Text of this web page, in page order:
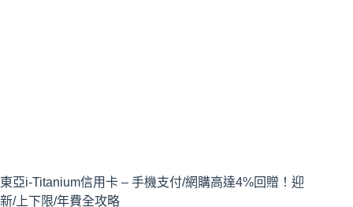
東亞i-Titanium信用卡 – 手機支付/網購高達4%回贈！迎
新/上下限/年費全攻略